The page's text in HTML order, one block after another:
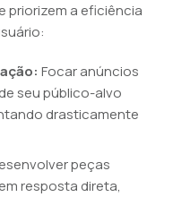
priorizem a eficiência
Focar anúncios
seu público-alvo
drasticamente
peças
resposta direta,